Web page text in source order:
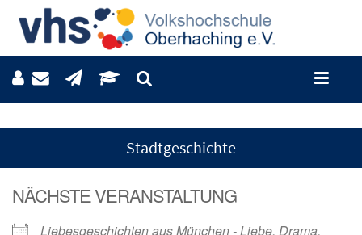
Stadtgeschichte
NÄCHSTE VERANSTALTUNG
Liebesgeschichten aus München - Liebe, Drama,